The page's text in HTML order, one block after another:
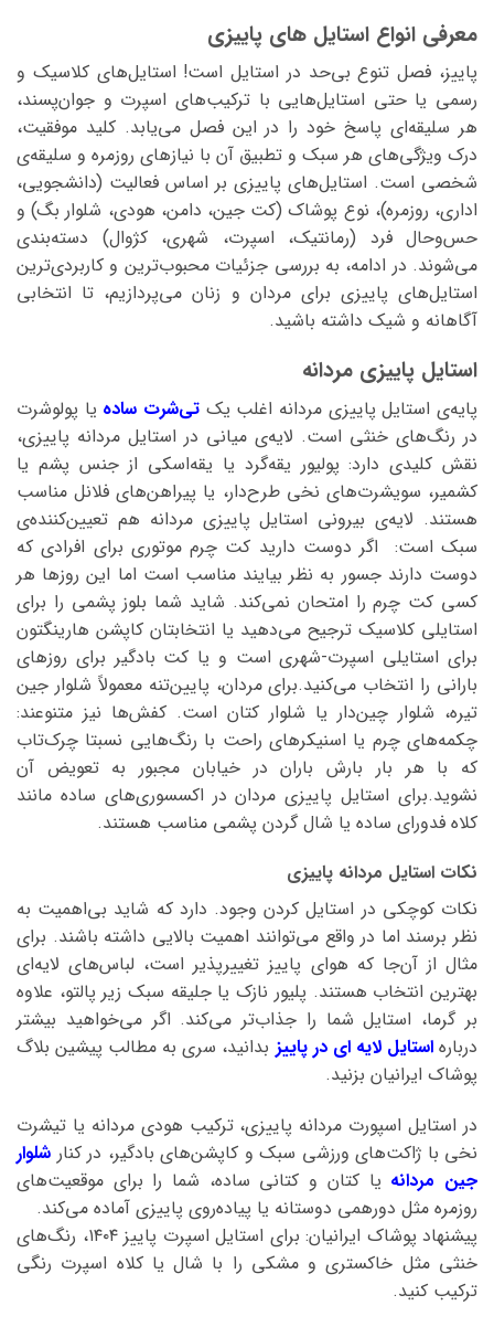
معرفی انواع استایل های پاییزی
پاییز، فصل تنوع بی‌حد در استایل است! استایل‌های کلاسیک و
رسمی یا حتی استایل‌هایی با ترکیب‌های اسپرت و جوان‌پسند،
هر سلیقه‌ای پاسخ خود را در این فصل می‌یابد. کلید موفقیت،
درک ویژگی‌های هر سبک و تطبیق آن با نیازهای روزمره و سلیقه‌ی
شخصی است. استایل‌های پاییزی بر اساس فعالیت (دانشجویی،
اداری، روزمره)، نوع پوشاک (کت جین، دامن، هودی، شلوار بگ) و
حس‌و‌حال فرد (رمانتیک، اسپرت، شهری، کژوال) دسته‌بندی
می‌شوند. در ادامه، به بررسی جزئیات محبوب‌ترین و کاربردی‌ترین
استایل‌های پاییزی برای مردان و زنان می‌پردازیم، تا انتخابی
آگاهانه و شیک داشته باشید.
استایل پاییزی مردانه
پایه‌ی استایل پاییزی مردانه اغلب یک تی‌شرت ساده یا پولوشرت
در رنگ‌های خنثی است. لایه‌ی میانی در استایل مردانه پاییزی،
نقش کلیدی دارد: پولیور یقه‌گرد یا یقه‌اسکی از جنس پشم یا
کشمیر، سویشرت‌های نخی طرح‌دار، یا پیراهن‌های فلانل مناسب
هستند. لایه‌ی بیرونی استایل پاییزی مردانه هم تعیین‌کننده‌ی
سبک است: اگر دوست دارید کت چرم موتوری برای افرادی که
دوست دارند جسور به نظر بیایند مناسب است اما این روزها هر
کسی کت چرم را امتحان نمی‌کند. شاید شما بلوز پشمی را برای
استایلی کلاسیک ترجیح می‌دهید یا انتخابتان کاپشن هارینگتون
برای استایلی اسپرت-شهری است و یا کت بادگیر برای روزهای
بارانی را انتخاب می‌کنید.برای مردان، پایین‌تنه معمولاً شلوار جین
تیره، شلوار چین‌دار یا شلوار کتان است. کفش‌ها نیز متنوعند:
چکمه‌های چرم یا اسنیکرهای راحت با رنگ‌هایی نسبتا چرک‌تاب
که با هر بار بارش باران در خیابان مجبور به تعویض آن
نشوید.برای استایل پاییزی مردان در اکسسوری‌های ساده مانند
کلاه فدورای ساده یا شال گردن پشمی مناسب هستند.
نکات استایل مردانه پاییزی
نکات کوچکی در استایل کردن وجود. دارد که شاید بی‌اهمیت به
نظر برسند اما در واقع می‌توانند اهمیت بالایی داشته باشند. برای
مثال از آن‌جا که هوای پاییز تغییرپذیر است، لباس‌های لایه‌ای
بهترین انتخاب هستند. پلیور نازک یا جلیقه سبک زیر پالتو، علاوه
بر گرما، استایل شما را جذاب‌تر می‌کند. اگر می‌خواهید بیشتر
دربارهاستایل لایه ای در پاییز بدانید، سری به مطالب پیشین بلاگ
پوشاک ایرانیان بزنید.
در استایل اسپورت مردانه پاییزی، ترکیب هودی مردانه یا تیشرت
نخی با ژاکت‌های ورزشی سبک و کاپشن‌های بادگیر، در کنار شلوار
جین مردانه یا کتان و کتانی ساده، شما را برای موقعیت‌های
روزمره مثل دورهمی دوستانه یا پیاده‌روی پاییزی آماده می‌کند.
پیشنهاد پوشاک ایرانیان: برای استایل اسپرت پاییز ۱۴۰۴، رنگ‌های
خنثی مثل خاکستری و مشکی را با شال یا کلاه اسپرت رنگی
ترکیب کنید.